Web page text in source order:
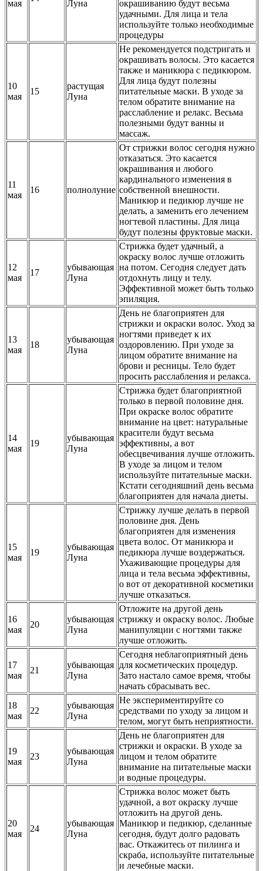
мая Луна
окрашиванию будут весьма
удачными. Для лица и тела
используйте только необходимые
процедуры
10
мая
15
растущая
Луна
Не рекомендуется подстригать и
окрашивать волосы. Это касается
также и маникюра с педикюром.
Для лица будут полезны
питательные маски. В уходе за
телом обратите внимание на
расслабление и релакс. Весьма
полезными будут ванны и
массаж.
11
мая
16 полнолуние
От стрижки волос сегодня нужно
отказаться. Это касается
окрашивания и любого
кардинального изменения в
собственной внешности.
Маникюр и педикюр лучше не
делать, а заменить его лечением
ногтевой пластины. Для лица
будут полезны фруктовые маски.
12
мая
17
убывающая
Луна
Стрижка будет удачный, а
окраску волос лучше отложить
на потом. Сегодня следует дать
отдохнуть лицу и телу.
Эффективной может быть только
эпиляция.
13
мая
18
убывающая
Луна
День не благоприятен для
стрижки и окраски волос. Уход за
ногтями приведет к их
оздоровлению. При уходе за
лицом обратите внимание на
брови и ресницы. Тело будет
просить расслабления и релакса.
14
мая
19
убывающая
Луна
Стрижка будет благоприятной
только в первой половине дня.
При окраске волос обратите
внимание на цвет: натуральные
красители будут весьма
эффективны, а вот
обесцвечивания лучше отложить.
В уходе за лицом и телом
используйте питательные маски.
Кстати сегодняшний день весьма
благоприятен для начала диеты.
15
мая
19
убывающая
Луна
Стрижку лучше делать в первой
половине дня. День
благоприятен для изменения
цвета волос. От маникюра и
педикюра лучше воздержаться.
Ухаживающие процедуры для
лица и тела весьма эффективны,
о вот от декоративной косметики
лучше отказаться.
16
мая
20
убывающая
Луна
Отложите на другой день
стрижку и окраску волос. Любые
манипуляции с ногтями также
лучше отложить.
17
мая
21
убывающая
Луна
Сегодня неблагоприятный день
для косметических процедур.
Зато настало самое время, чтобы
начать сбрасывать вес.
18
мая
22
убывающая
Луна
Не экспериментируйте со
средствами по уходу за лицом и
телом, могут быть неприятности.
19
мая
23
убывающая
Луна
День не благоприятен для
стрижки и окраски. В уходе за
лицом и телом обратите
внимание на питательные маски
и водные процедуры.
20
мая
24
убывающая
Луна
Стрижка волос может быть
удачной, а вот окраску лучше
отложить на другой день.
Маникюр и педикюр, сделанные
сегодня, будут долго радовать
вас. Откажитесь от пилинга и
скраба, используйте питательные
и лечебные маски.